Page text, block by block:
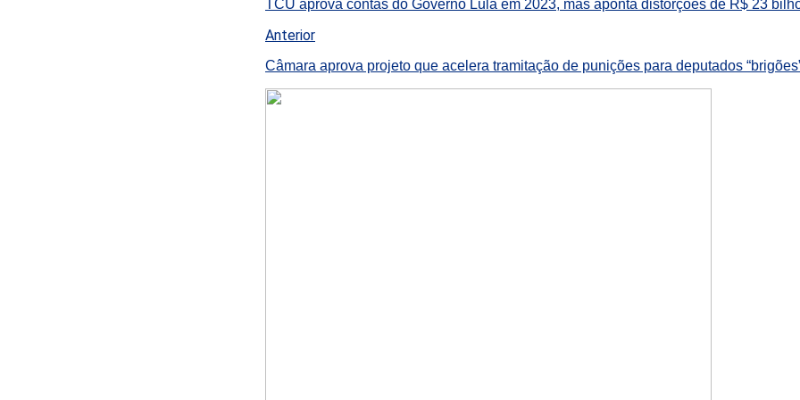
TCU aprova contas do Governo Lula em 2023, mas aponta distorções de R$ 23
Anterior
Câmara aprova projeto que acelera tramitação de punições para deputados